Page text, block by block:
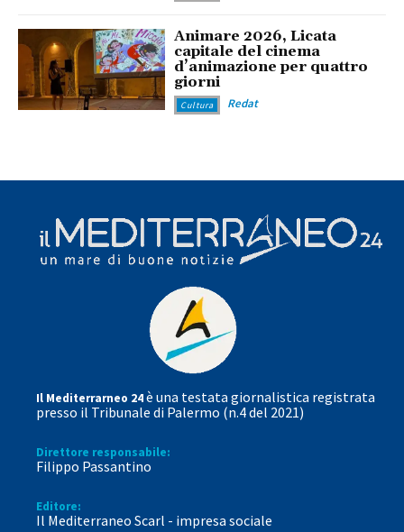
Animare 2026, Licata
capitale del cinema
d’animazione per quattro
giorni
Cultura Redat
Il Mediterrarneo 24è una testata giornalistica registrata
presso il Tribunale di Palermo (n.4 del 2021)
Direttore responsabile:
Filippo Passantino
Editore:
Il Mediterraneo Scarl - impresa sociale